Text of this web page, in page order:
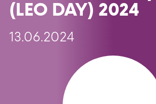
(LEO DAY) 2024
13.06.2024